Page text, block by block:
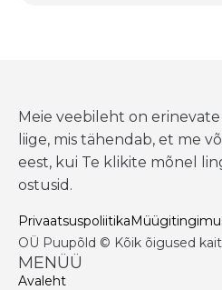
Meie veebileht on
liige, mis tähendab, et me
eest, kui Te klikite mõnel
ostusid.
Privaatsuspoliitika
OÜ Puupõld © Kõik õigused
MENÜÜ
Avaleht